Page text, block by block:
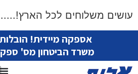
עושים משלוחים לכל
אספקה מיידית!
משרד הביטחון מס' ספק 11007593